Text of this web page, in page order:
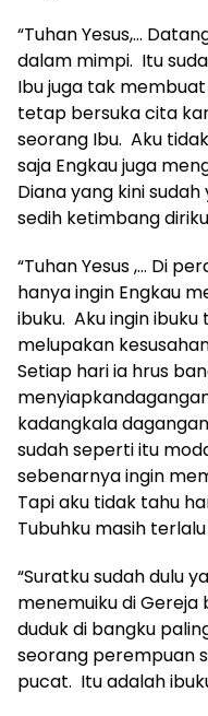
“Tuhan Yesus,…
dalam mimpi. Itu
Ibu juga tak
tetap bersuka cita
seorang Ibu. Aku
saja Engkau juga
Diana yang kini
sedih ketimbang
“Tuhan Yesus ,… Di
hanya ingin Engkau
ibuku. Aku ingin
melupakan
Setiap hari ia hrus
kadangkala
sudah seperti itu
sebenarnya ingin
Tapi aku tidak tahu
Tubuhku masih
“Suratku sudah dulu
menemuiku di Gereja
duduk di bangku
seorang perempuan
pucat. Itu adalah